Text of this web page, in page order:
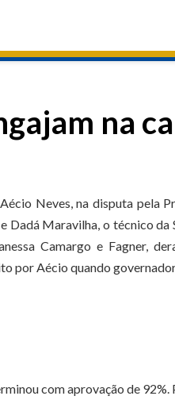
na
Neves, na disputa pela
Maravilha, o técnico da
Camargo e Fagner,
por Aécio quando
com aprovação de 92%.